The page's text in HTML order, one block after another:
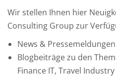
Wir stellen Ihnen hier
Consulting Group zur
News & Pressemeldungen
Blogbeiträge zu den
Finance IT, Travel